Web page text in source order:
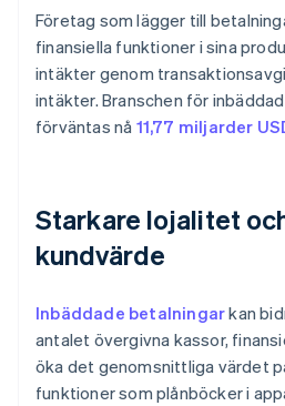
Företag som lägger till
finansiella funktioner i sina
intäkter genom
intäkter. Branschen för
förväntas nå 11,77 miljarder
Starkare lojalitet
kundvärde
Inbäddade betalningarkan
antalet övergivna kassor,
öka det genomsnittliga värdet
funktioner som plånböcker i